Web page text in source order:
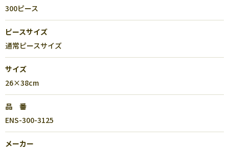
300ピース
ピースサイズ
通常ピースサイズ
サイズ
26×38cm
品 番
ENS-300-3125
メーカー